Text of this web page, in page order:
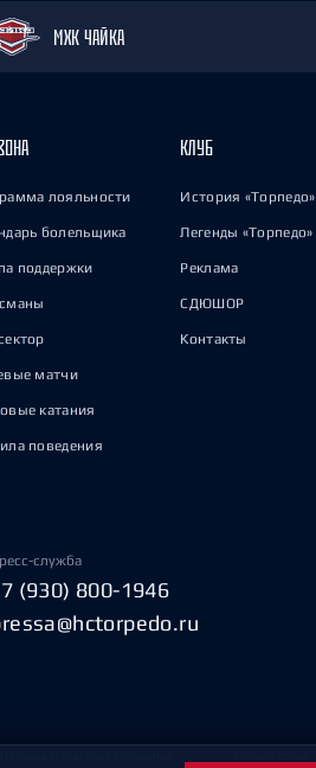
МХК ЧАЙКА
лояльности
болельщика
поддержки
матчи
катания
поведения
КЛУБ
История «Торпедо»
Легенды «Торпедо»
Реклама
СДЮШОР
Контакты
служба
(930) 800-1946